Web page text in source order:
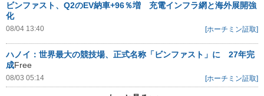
ビンファスト、Q2のEV納車+96％増 充電インフラ網と海外展開強
化
08/04 13:40 [ホーチミン証取]
ハノイ：世界最大の競技場、正式名称「ビンファスト」に 27年完
成Free
08/03 05:14 [ホーチミン証取]